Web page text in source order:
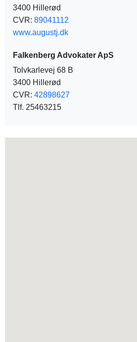
3400 Hillerød
CVR: 89041112
www.augustj.dk
Falkenberg Advokater ApS
Tolvkarlevej 68 B
3400 Hillerød
CVR: 42898627
Tlf. 25463215